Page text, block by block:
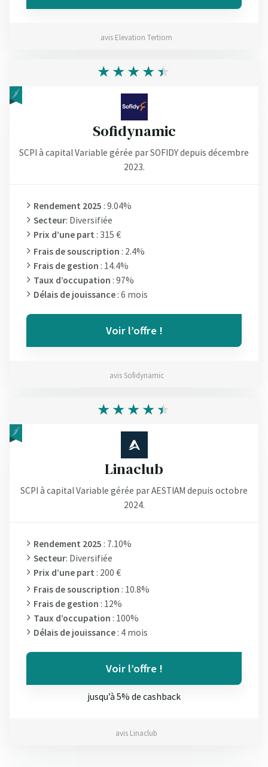
avis Elevation Tertiom
Sofidynamic
SCPI à capital Variable gérée par SOFIDY depuis décembre
2023.
Rendement 2025 : 9.04%
Secteur: Diversifiée
Prix d’une part : 315 €
Frais de souscription : 2.4%
Frais de gestion : 14.4%
Taux d’occupation : 97%
Délais de jouissance : 6 mois
Voir l’offre !
avis Sofidynamic
Linaclub
SCPI à capital Variable gérée par AESTIAM depuis octobre
2024.
Rendement 2025 : 7.10%
Secteur: Diversifiée
Prix d’une part : 200 €
Frais de souscription : 10.8%
Frais de gestion : 12%
Taux d’occupation : 100%
Délais de jouissance : 4 mois
Voir l’offre !
jusqu’à 5% de cashback
avis Linaclub